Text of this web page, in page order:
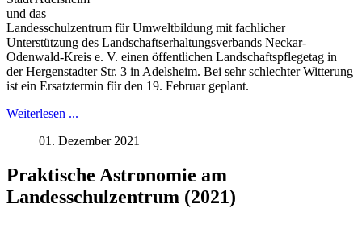
und das
Landesschulzentrum für Umweltbildung mit fachlicher
Unterstützung des Landschaftserhaltungsverbands Neckar-
Odenwald-Kreis e. V. einen öffentlichen Landschaftspflegetag in
der Hergenstadter Str. 3 in Adelsheim. Bei sehr schlechter Witterung
ist ein Ersatztermin für den 19. Februar geplant.
Weiterlesen ...
01. Dezember 2021
Praktische Astronomie am
Landesschulzentrum (2021)